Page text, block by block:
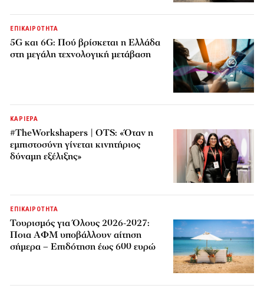
ΕΠΙΚΑΙΡΟΤΗΤΑ
5G και 6G: Πού βρίσκεται η Ελλάδα
στη μεγάλη τεχνολογική μετάβαση
ΚΑΡΙΕΡΑ
#TheWorkshapers | OTS: «Όταν η
εμπιστοσύνη γίνεται κινητήριος
δύναμη εξέλιξης»
ΕΠΙΚΑΙΡΟΤΗΤΑ
Τουρισμός για Όλους 2026-2027:
Ποια ΑΦΜ υποβάλλουν αίτηση
σήμερα – Επιδότηση έως 600 ευρώ